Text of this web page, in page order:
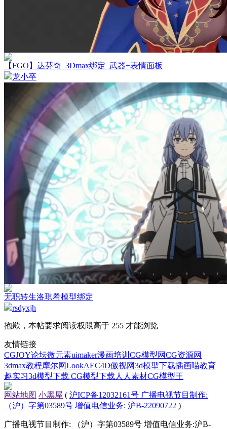
【FGO】达芬奇_3Dmax绑定_武器+表情面板
龙小卒
无职转生洛琪希模型绑定
rsdyxjh
抱歉，本帖要求阅读权限高于 255 才能浏览
友情链接
CGJOY论坛微元素uimaker漫画培训 CG模型网CG资源网
3dmax教程摩尔网LookAEC4D傲视网3d模型下载插画喵教育
趣实习3d模型下载 CG模型下载 人人素材CG模型王
网站地图 小黑屋 ( 沪ICP备12032161号 广播电视节目制作:
（沪）字第03589号 增值电信业务: 沪B-22090722 )
广播电视节目制作: （沪）字第03589号 增值电信业务:沪B-